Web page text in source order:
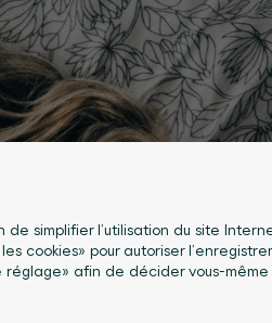
de simplifier l’utilisation du site
cookies» pour autoriser
afin de décider vous-